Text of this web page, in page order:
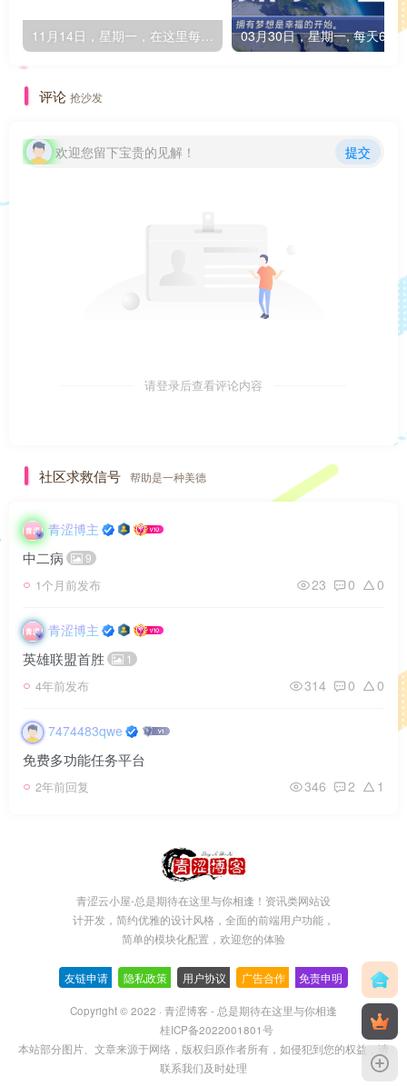
11月14日，星期一，在这里每天60秒读懂世界！
评论 抢沙发
欢迎您留下宝贵的见解！ 提交
请登录后查看评论内容
社区求救信号 帮助是一种美德
青涩博主
中二病 9
1个月前发布 23 0 0
青涩博主
英雄联盟首胜 1
4年前发布 314 0 0
7474483qwe
免费多功能任务平台
2年前回复 346 2 1
青涩云小屋-总是期待在这里与你相逢！资讯类网站设
计开发，简约优雅的设计风格，全面的前端用户功能，
简单的模块化配置，欢迎您的体验
友链申请 隐私政策 用户协议 广告合作 免责申明
Copyright © 2022 · 青涩博客 - 总是期待在这里与你相逢
桂ICP备2022001801号
本站部分图片、文章来源于网络，版权归原作者所有，如侵犯到您的权益，请
联系我们及时处理